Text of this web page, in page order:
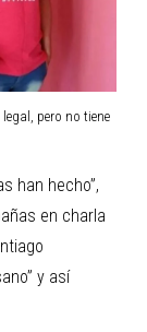
pero no tiene
han hecho”,
en charla
y así